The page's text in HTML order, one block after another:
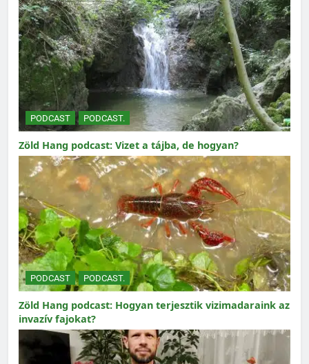
PODCAST PODCAST.
Zöld Hang podcast: Vizet a tájba, de hogyan?
PODCAST PODCAST.
Zöld Hang podcast: Hogyan terjesztik vizimadaraink az
invazív fajokat?